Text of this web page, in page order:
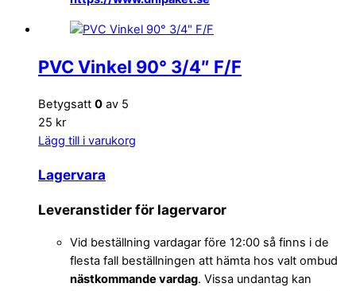
PVC Vinkel 90° 3/4″ F/F
Betygsatt 0 av 5
25 kr
Lägg till i varukorg
Lagervara
Leveranstider för lagervaror
Vid beställning vardagar före 12:00 så finns i de
flesta fall beställningen att hämta hos valt ombud
nästkommande vardag. Vissa undantag kan